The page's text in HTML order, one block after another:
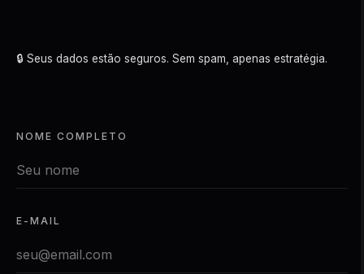
🔒 Seus dados estão seguros. Sem spam, apenas estratégia.
NOME COMPLETO
E-MAIL